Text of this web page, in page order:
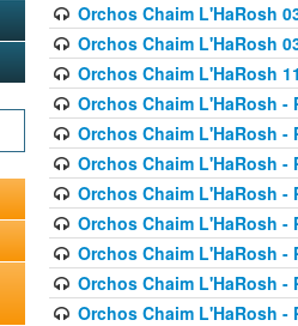
Orchos Chaim L'HaRosh
Orchos Chaim L'HaRosh
Orchos Chaim L'HaRosh
Orchos Chaim L'HaRosh -
Orchos Chaim L'HaRosh -
Orchos Chaim L'HaRosh -
Orchos Chaim L'HaRosh -
Orchos Chaim L'HaRosh -
Orchos Chaim L'HaRosh -
Orchos Chaim L'HaRosh -
Orchos Chaim L'HaRosh -